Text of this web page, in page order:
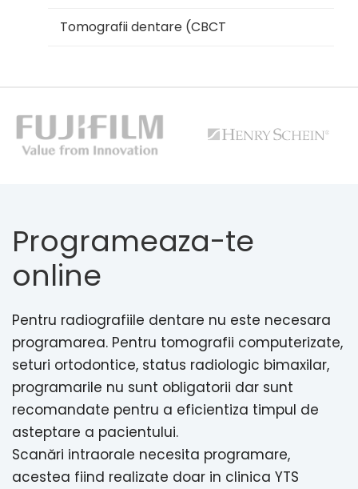
Tomografii dentare (CBCT
Programeaza-te
online
Pentru radiografiile dentare nu este necesara
programarea. Pentru tomografii computerizate,
seturi ortodontice, status radiologic bimaxilar,
programarile nu sunt obligatorii dar sunt
recomandate pentru a eficientiza timpul de
asteptare a pacientului.
Scanări intraorale necesita programare,
acestea fiind realizate doar in clinica YTS